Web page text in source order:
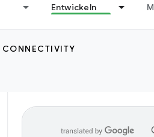
Entwickeln
CONNECTIVITY